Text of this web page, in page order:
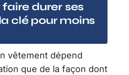
durer ses
clé pour moins
vêtement dépend
que de la façon dont